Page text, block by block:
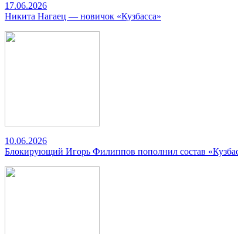
17.06.2026
Никита Нагаец — новичок «Кузбасса»
10.06.2026
Блокирующий Игорь Филиппов пополнил состав